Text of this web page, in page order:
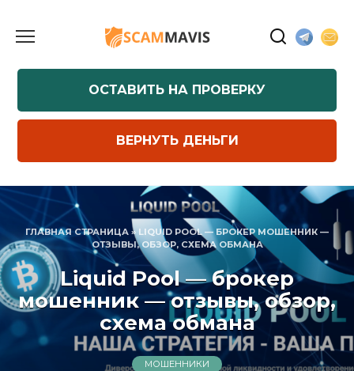
содержанию
ОСТАВИТЬ НА ПРОВЕРКУ
ВЕРНУТЬ ДЕНЬГИ
ГЛАВНАЯ СТРАНИЦА »LIQUID POOL — БРОКЕР МОШЕННИК —
ОТЗЫВЫ, ОБЗОР, СХЕМА ОБМАНА
Liquid Pool — брокер
мошенник — отзывы, обзор,
схема обмана
МОШЕННИКИ